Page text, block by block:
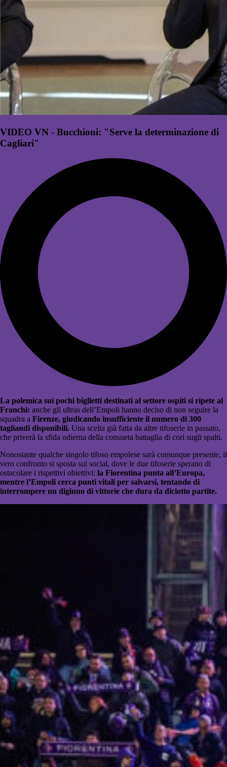
VIDEO VN - Bucchioni: "Serve la determinazione di
Cagliari"
La polemica sui pochi biglietti destinati al settore ospiti si ripete al
Franchi: anche gli ultras dell’Empoli hanno deciso di non seguire la
squadra a Firenze, giudicando insufficiente il numero di 300
tagliandi disponibili. Una scelta già fatta da altre tifoserie in passato,
che priverà la sfida odierna della consueta battaglia di cori sugli spalti.
Nonostante qualche singolo tifoso empolese sarà comunque presente, il
vero confronto si sposta sui social, dove le due tifoserie sperano di
ostacolare i rispettivi obiettivi: la Fiorentina punta all’Europa,
mentre l’Empoli cerca punti vitali per salvarsi, tentando di
interrompere un digiuno di vittorie che dura da diciotto partite.